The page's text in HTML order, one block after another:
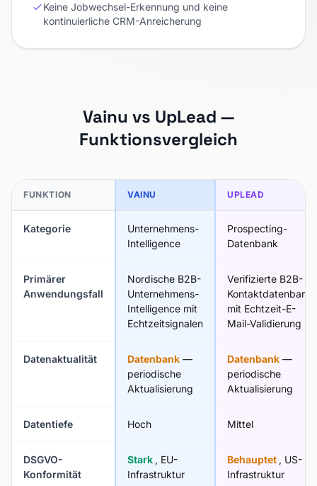
Keine Jobwechsel-Erkennung und keine
kontinuierliche CRM-Anreicherung
Vainu vs UpLead —
Funktionsvergleich
FUNKTION VAINU UPLEAD
Kategorie
Unternehmens-
Intelligence
Prospecting-
Datenbank
Primärer
Anwendungsfall
Nordische B2B-
Unternehmens-
Intelligence mit
Echtzeitsignalen
Verifizierte B2B-
Kontaktdatenbank
mit Echtzeit-E-
Mail-Validierung
Datenaktualität Datenbank —
periodische
Aktualisierung
Datenbank —
periodische
Aktualisierung
Datentiefe Hoch Mittel
DSGVO-
Konformität
Stark , EU-
Infrastruktur
Behauptet , US-
Infrastruktur